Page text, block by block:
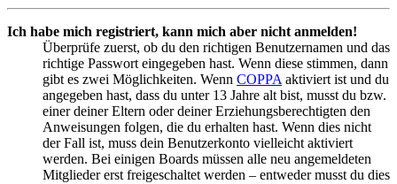
Ich habe mich registriert, kann mich aber nicht anmelden!
Überprüfe zuerst, ob du den richtigen Benutzernamen und das
richtige Passwort eingegeben hast. Wenn diese stimmen, dann
gibt es zwei Möglichkeiten. Wenn COPPA aktiviert ist und du
angegeben hast, dass du unter 13 Jahre alt bist, musst du bzw.
einer deiner Eltern oder deiner Erziehungsberechtigten den
Anweisungen folgen, die du erhalten hast. Wenn dies nicht
der Fall ist, muss dein Benutzerkonto vielleicht aktiviert
werden. Bei einigen Boards müssen alle neu angemeldeten
Mitglieder erst freigeschaltet werden – entweder musst du dies